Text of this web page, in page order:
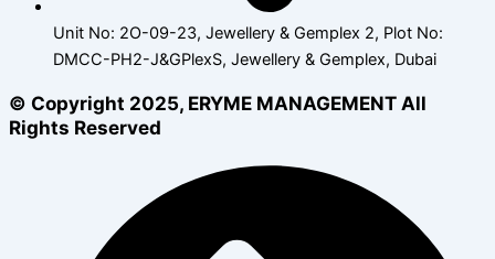
Unit No: 2O-09-23, Jewellery & Gemplex 2, Plot No:
DMCC-PH2-J&GPlexS, Jewellery & Gemplex, Dubai
© Copyright 2025, ERYME MANAGEMENT All
Rights Reserved